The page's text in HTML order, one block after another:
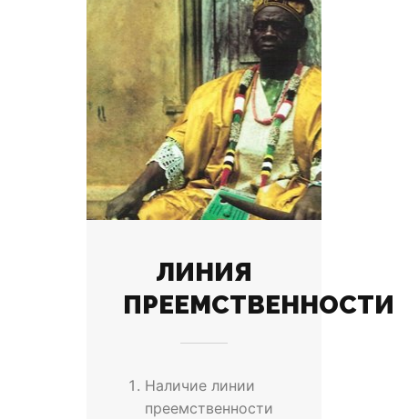
ЛИНИЯ
ПРЕЕМСТВЕННОСТИ
Наличие линии
преемственности